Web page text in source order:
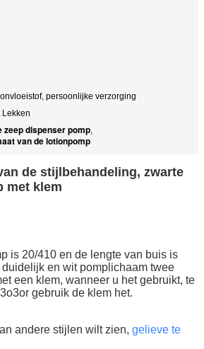
persoonlijke verzorging
Lekken
zeep dispenser pomp,
van de lotionpomp
de stijlbehandeling, zwarte
met klem
is 20/410 en de lengte van buis is
en wit pomplichaam twee
een klem, wanneer u het gebruikt, te
gebruik de klem het.
andere stijlen wilt zien, gelieve te